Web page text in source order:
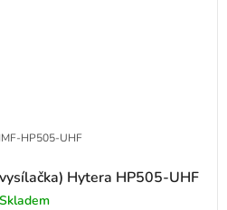
Hytera HP505-UHF
Skladem
HP505-UHF